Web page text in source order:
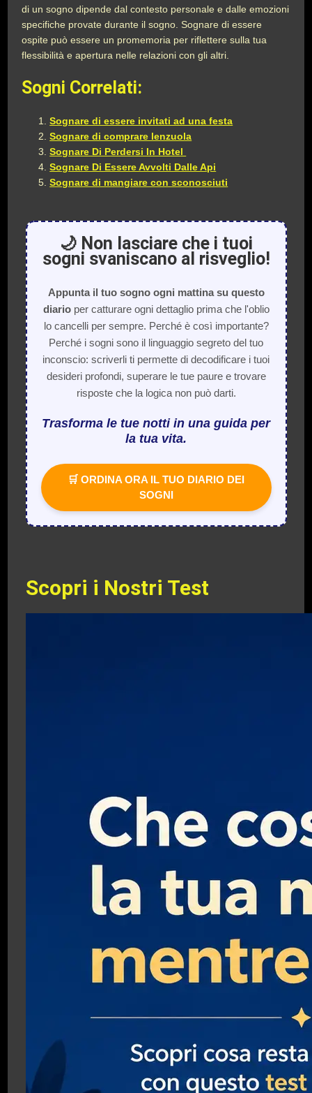
di un sogno dipende dal contesto personale e dalle emozioni
specifiche provate durante il sogno. Sognare di essere
ospite può essere un promemoria per riflettere sulla tua
flessibilità e apertura nelle relazioni con gli altri.
Sogni Correlati:
Sognare di essere invitati ad una festa
Sognare di comprare lenzuola
Sognare Di Perdersi In Hotel
Sognare Di Essere Avvolti Dalle Api
Sognare di mangiare con sconosciuti
🌙 Non lasciare che i tuoi
sogni svaniscano al risveglio!
Appunta il tuo sogno ogni mattina su questo
diarioper catturare ogni dettaglio prima che l'oblio
lo cancelli per sempre. Perché è così importante?
Perché i sogni sono il linguaggio segreto del tuo
inconscio: scriverli ti permette di decodificare i tuoi
desideri profondi, superare le tue paure e trovare
risposte che la logica non può darti.
Trasforma le tue notti in una guida per
la tua vita.
🛒 ORDINA ORA IL TUO DIARIO DEI
SOGNI
Scopri i Nostri Test